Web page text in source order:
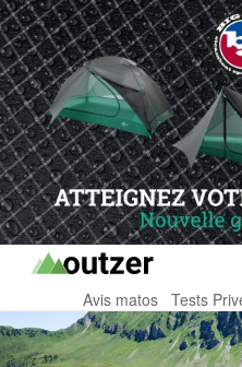
Avis matos Tests